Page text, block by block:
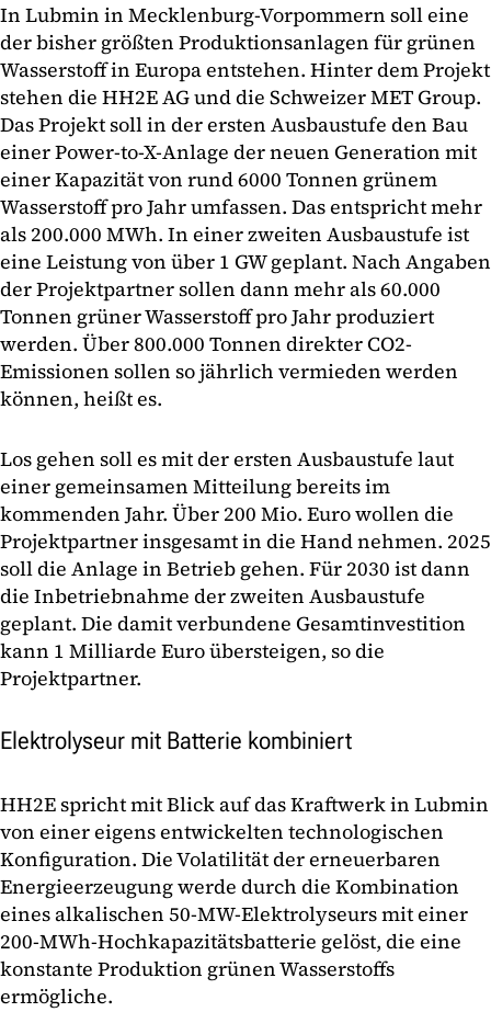
In Lubmin in Mecklenburg-Vorpommern soll eine
der bisher größten Produktionsanlagen für grünen
Wasserstoff in Europa entstehen. Hinter dem Projekt
stehen die HH2E AG und die Schweizer MET Group.
Das Projekt soll in der ersten Ausbaustufe den Bau
einer Power-to-X-Anlage der neuen Generation mit
einer Kapazität von rund 6000 Tonnen grünem
Wasserstoff pro Jahr umfassen. Das entspricht mehr
als 200.000 MWh. In einer zweiten Ausbaustufe ist
eine Leistung von über 1 GW geplant. Nach Angaben
der Projektpartner sollen dann mehr als 60.000
Tonnen grüner Wasserstoff pro Jahr produziert
werden. Über 800.000 Tonnen direkter CO2-
Emissionen sollen so jährlich vermieden werden
können, heißt es.
Los gehen soll es mit der ersten Ausbaustufe laut
einer gemeinsamen Mitteilung bereits im
kommenden Jahr. Über 200 Mio. Euro wollen die
Projektpartner insgesamt in die Hand nehmen. 2025
soll die Anlage in Betrieb gehen. Für 2030 ist dann
die Inbetriebnahme der zweiten Ausbaustufe
geplant. Die damit verbundene Gesamtinvestition
kann 1 Milliarde Euro übersteigen, so die
Projektpartner.
Elektrolyseur mit Batterie kombiniert
HH2E spricht mit Blick auf das Kraftwerk in Lubmin
von einer eigens entwickelten technologischen
Konfiguration. Die Volatilität der erneuerbaren
Energieerzeugung werde durch die Kombination
eines alkalischen 50-MW-Elektrolyseurs mit einer
200-MWh-Hochkapazitätsbatterie gelöst, die eine
konstante Produktion grünen Wasserstoffs
ermögliche.